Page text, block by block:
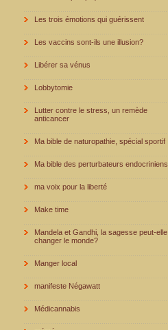
Les trois émotions qui guérissent
Les vaccins sont-ils une illusion?
Libérer sa vénus
Lobbytomie
Lutter contre le stress, un remède
anticancer
Ma bible de naturopathie, spécial sportif
Ma bible des perturbateurs endocriniens
ma voix pour la liberté
Make time
Mandela et Gandhi, la sagesse peut-elle
changer le monde?
Manger local
manifeste Négawatt
Médicannabis